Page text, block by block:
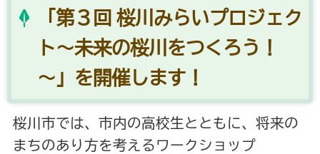
「第３回 桜川みらいプロジェク
ト～未来の桜川をつくろう！
～」を開催します！
桜川市では、市内の高校生とともに、将来の
まちのあり方を考えるワークショップ